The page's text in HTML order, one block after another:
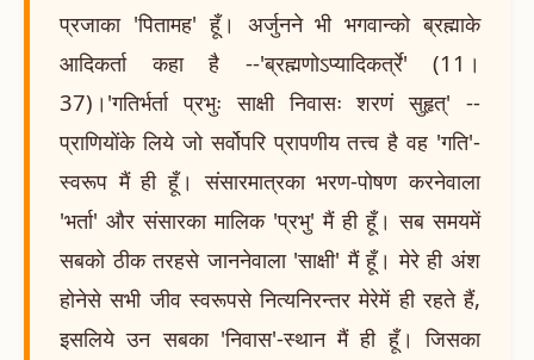
प्रजाका 'पितामह' हूँ। अर्जुनने भी भगवान्को ब्रह्माके
आदिकर्ता कहा है --'ब्रह्मणोऽप्यादिकर्त्रे' (11।
37)।'गतिर्भर्ता प्रभुः साक्षी निवासः शरणं सुहृत्' --
प्राणियोंके लिये जो सर्वोपरि प्रापणीय तत्त्व है वह 'गति'-
स्वरूप मैं ही हूँ। संसारमात्रका भरण-पोषण करनेवाला
'भर्ता' और संसारका मालिक 'प्रभु' मैं ही हूँ। सब समयमें
सबको ठीक तरहसे जाननेवाला 'साक्षी' मैं हूँ। मेरे ही अंश
होनेसे सभी जीव स्वरूपसे नित्यनिरन्तर मेरेमें ही रहते हैं,
इसलिये उन सबका 'निवास'-स्थान मैं ही हूँ। जिसका